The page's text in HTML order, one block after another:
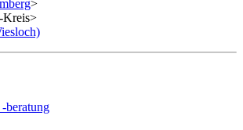
>
Kreis>
beratung